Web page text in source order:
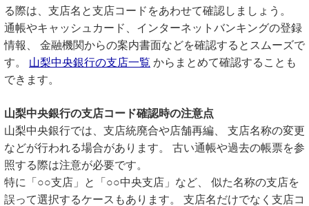
る際は、支店名と支店コードをあわせて確認しましょう。
通帳やキャッシュカード、インターネットバンキングの登録
情報、 金融機関からの案内書面などを確認するとスムーズで
す。 山梨中央銀行の支店一覧 からまとめて確認することも
できます。
山梨中央銀行の支店コード確認時の注意点
山梨中央銀行では、支店統廃合や店舗再編、 支店名称の変更
などが行われる場合があります。 古い通帳や過去の帳票を参
照する際は注意が必要です。
特に「○○支店」と「○○中央支店」など、 似た名称の支店を
誤って選択するケースもあります。 支店名だけでなく支店コ